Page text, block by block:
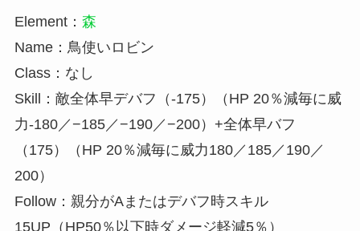
Element： 森
Name：鳥使いロビン
Class：なし
Skill：敵全体早デバフ（-175）（HP 20％減毎に威
力-180／−185／−190／−200）+全体早バフ
（175）（HP 20％減毎に威力180／185／190／
200）
Follow：親分がAまたはデバフ時スキル
15UP（HP50％以下時ダメージ軽減5％）